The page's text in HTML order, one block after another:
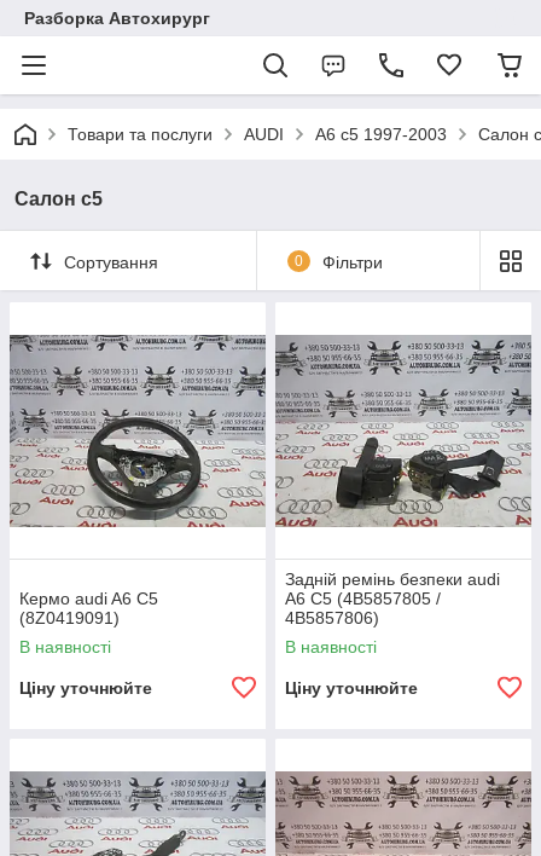
Разборка Автохирург
Товари та послуги AUDI A6 c5 1997-2003 Салон
Салон c5
Сортування 0 Фільтри
Кермо audi A6 С5
(8Z0419091)
В наявності
Ціну уточнюйте
Задній ремінь безпеки audi
A6 С5 (4B5857805 /
4B5857806)
В наявності
Ціну уточнюйте